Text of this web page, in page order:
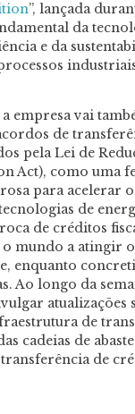
”, lançada
da
e da
empresa vai
de
pela Lei de
Act), como uma
para acelerar
de
de créditos
mundo a atingir
enquanto
Ao longo da
atualizações
de
cadeias de
de